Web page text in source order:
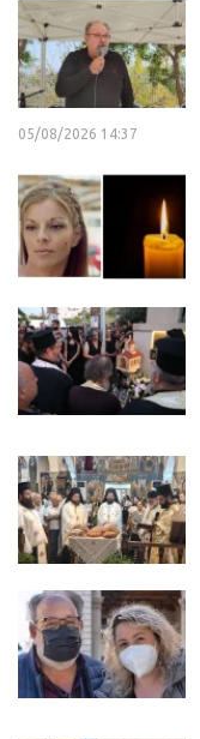
05/08/2026 14:37